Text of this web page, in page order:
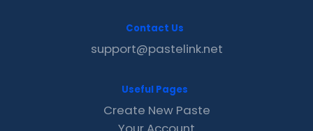
Contact Us
support@pastelink.net
Useful Pages
Create New Paste